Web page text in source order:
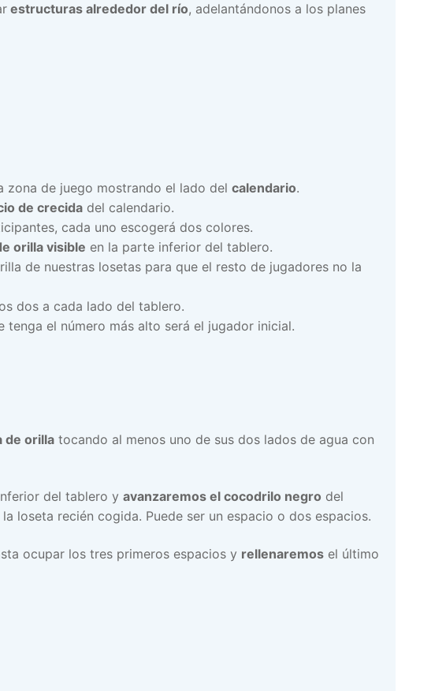
estructuras alrededor del río, adelantándonos a los planes
zona de juego mostrando el lado del calendario.
de crecidadel calendario.
cada uno escogerá dos colores.
orilla visible en la parte inferior del tablero.
de nuestras losetas para que el resto de jugadores no la
dos a cada lado del tablero.
tenga el número más alto será el jugador inicial.
de orilla tocando al menos uno de sus dos lados de agua con
del tablero y avanzaremos el cocodrilo negro del
loseta recién cogida. Puede ser un espacio o dos espacios.
ocupar los tres primeros espacios y rellenaremos el último